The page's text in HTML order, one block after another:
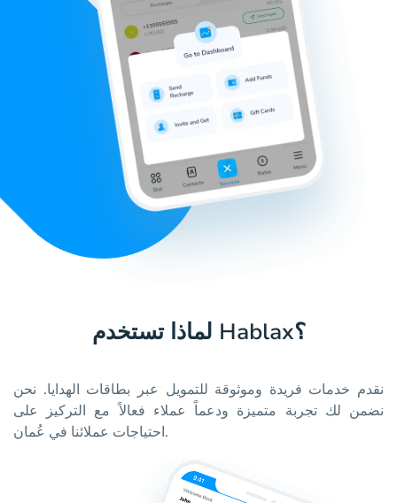
لماذا تستخدم Hablax؟
نقدم خدمات فريدة وموثوقة للتمويل عبر بطاقات الهدايا. نحن
نضمن لك تجربة متميزة ودعماً عملاء فعالاً مع التركيز على
احتياجات عملائنا في عُمان.